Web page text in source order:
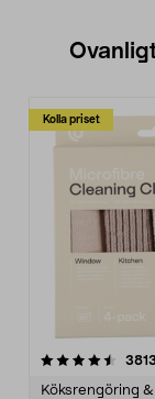
Kolla priset
3813
Köksrengöring
4.0av 5